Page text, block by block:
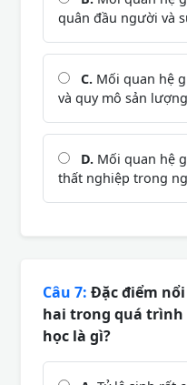
quân đầu người và
C. Mối quan hệ
và quy mô sản
D. Mối quan hệ
thất nghiệp trong
Câu 7: Đặc điểm
hai trong quá trình
học là gì?